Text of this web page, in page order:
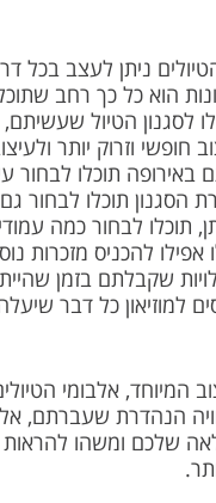
ניתן לעצב בכל
הוא כל כך רחב
לסגנון הטיול שעשיתם,
חופשי וזרוק יותר
באירופה תוכלו לבחור
הסגנון תוכלו לבחור
תוכלו לבחור כמה
אפילו להכניס מזכרות
שקבלתם בזמן
למוזיאון כל דבר
המיוחד, אלבומי
הנהדרת שעברתם,
שלכם ומשהו